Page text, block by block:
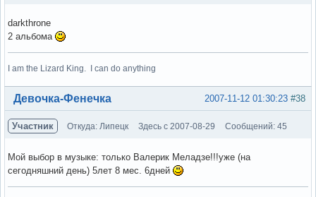
darkthrone
2 альбома
I am the Lizard King. I can do anything
Вне форума #38
2007-11-12 01:30:23
Девочка-Фенечка
Участник Откуда: Липецк Здесь с 2007-08-29 Сообщений: 45
Мой выбор в музыке: только Валерик Меладзе!!!уже (на
сегодняшний день) 5лет 8 мес. 6дней